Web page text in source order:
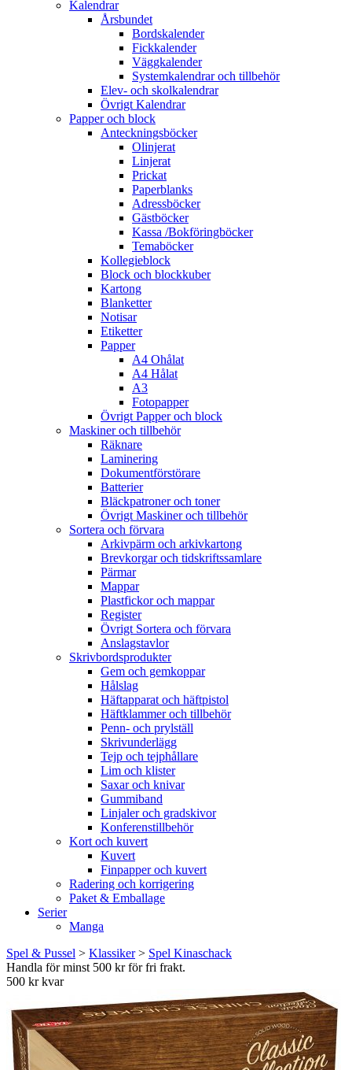
Kalendrar
Årsbundet
Bordskalender
Fickkalender
Väggkalender
Systemkalendrar och tillbehör
Elev- och skolkalendrar
Övrigt Kalendrar
Papper och block
Anteckningsböcker
Olinjerat
Linjerat
Prickat
Paperblanks
Adressböcker
Gästböcker
Kassa /Bokföringböcker
Temaböcker
Kollegieblock
Block och blockkuber
Kartong
Blanketter
Notisar
Etiketter
Papper
A4 Ohålat
A4 Hålat
A3
Fotopapper
Övrigt Papper och block
Maskiner och tillbehör
Räknare
Laminering
Dokumentförstörare
Batterier
Bläckpatroner och toner
Övrigt Maskiner och tillbehör
Sortera och förvara
Arkivpärm och arkivkartong
Brevkorgar och tidskriftssamlare
Pärmar
Mappar
Plastfickor och mappar
Register
Övrigt Sortera och förvara
Anslagstavlor
Skrivbordsprodukter
Gem och gemkoppar
Hålslag
Häftapparat och häftpistol
Häftklammer och tillbehör
Penn- och prylställ
Skrivunderlägg
Tejp och tejphållare
Lim och klister
Saxar och knivar
Gummiband
Linjaler och gradskivor
Konferenstillbehör
Kort och kuvert
Kuvert
Finpapper och kuvert
Radering och korrigering
Paket & Emballage
Serier
Manga
Spel & Pussel > Klassiker> Spel Kinaschack
Handla för minst 500 kr för fri frakt.
500 kr kvar